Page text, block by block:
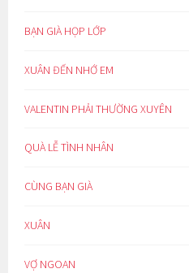
BẠN GIÀ HỌP LỚP
XUÂN ĐẾN NHỚ EM
VALENTIN PHẢI THƯỜNG XUYÊN
QUÀ LỄ TÌNH NHÂN
CÙNG BẠN GIÀ
XUÂN
VỢ NGOAN